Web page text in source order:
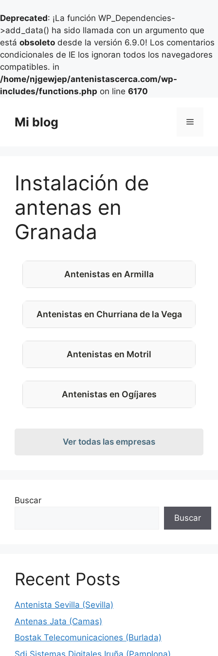
Deprecated: ¡La función WP_Dependencies-
>add_data() ha sido llamada con un argumento que
está obsoleto desde la versión 6.9.0! Los comentarios
condicionales de IE los ignoran todos los navegadores
compatibles. in
/home/njgewjep/antenistascerca.com/wp-
includes/functions.php on line 6170
contenido
Mi blog Menú
Instalación de
antenas en
Granada
Antenistas en Armilla
Antenistas en Churriana de la Vega
Antenistas en Motril
Antenistas en Ogíjares
Ver todas las empresas
Buscar
Buscar
Recent Posts
Antenista Sevilla (Sevilla)
Antenas Jata (Camas)
Bostak Telecomunicaciones (Burlada)
Sdi Sistemas Digitales Iruña (Pamplona)